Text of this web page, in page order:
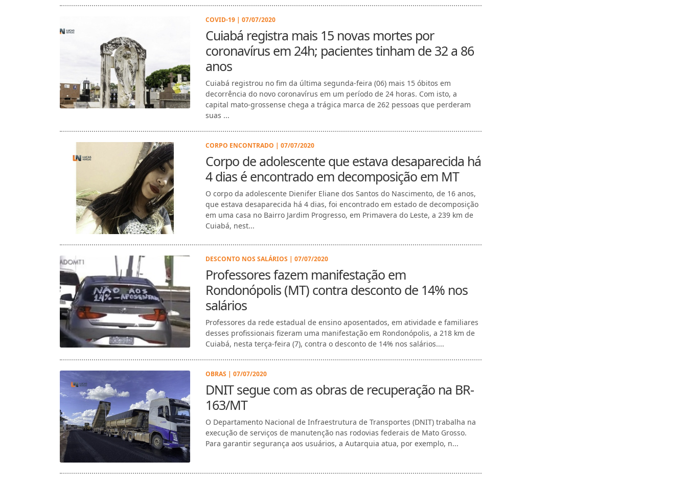
COVID-19 | 07/07/2020
Cuiabá registra mais 15 novas mortes por
coronavírus em 24h; pacientes tinham de 32 a 86
anos
Cuiabá registrou no fim da última segunda-feira (06) mais 15 óbitos em
decorrência do novo coronavírus em um período de 24 horas. Com isto, a
capital mato-grossense chega a trágica marca de 262 pessoas que perderam
CORPO ENCONTRADO | 07/07/2020
Corpo de adolescente que estava desaparecida há
4 dias é encontrado em decomposição em MT
O corpo da adolescente Dienifer Eliane dos Santos do Nascimento, de 16 anos,
que estava desaparecida há 4 dias, foi encontrado em estado de decomposição
em uma casa no Bairro Jardim Progresso, em Primavera do Leste, a 239 km de
Cuiabá, nest...
DESCONTO NOS SALÁRIOS | 07/07/2020
Professores fazem manifestação em
Rondonópolis (MT) contra desconto de 14% nos
salários
Professores da rede estadual de ensino aposentados, em atividade e familiares
desses profissionais fizeram uma manifestação em Rondonópolis, a 218 km de
Cuiabá, nesta terça-feira (7), contra o desconto de 14% nos salários....
OBRAS | 07/07/2020
DNIT segue com as obras de recuperação na BR-
163/MT
O Departamento Nacional de Infraestrutura de Transportes (DNIT) trabalha na
execução de serviços de manutenção nas rodovias federais de Mato Grosso.
Para garantir segurança aos usuários, a Autarquia atua, por exemplo, n...